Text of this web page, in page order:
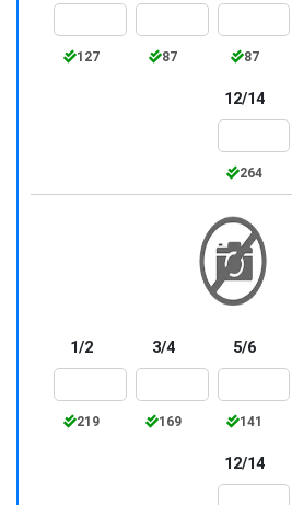
127 87 87
12/14
264
1/2
219
3/4
169
5/6
141
12/14